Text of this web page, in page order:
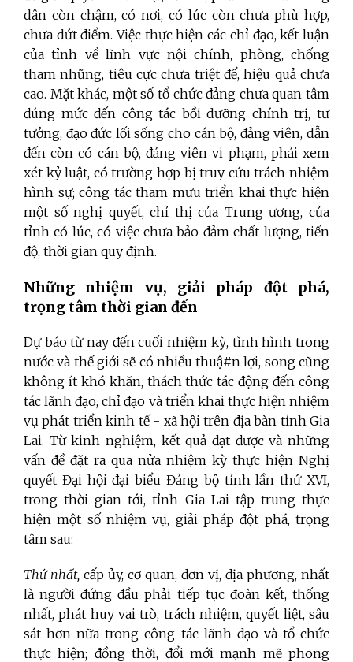
dân còn chậm, có nơi, có lúc còn chưa phù hợp,
chưa dứt điểm. Việc thực hiện các chỉ đạo, kết luận
của tỉnh về lĩnh vực nội chính, phòng, chống
tham nhũng, tiêu cực chưa triệt để, hiệu quả chưa
cao. Mặt khác, một số tổ chức đảng chưa quan tâm
đúng mức đến công tác bồi dưỡng chính trị, tư
tưởng, đạo đức lối sống cho cán bộ, đảng viên, dẫn
đến còn có cán bộ, đảng viên vi phạm, phải xem
xét kỷ luật, có trường hợp bị truy cứu trách nhiệm
hình sự; công tác tham mưu triển khai thực hiện
một số nghị quyết, chỉ thị của Trung ương, của
tỉnh có lúc, có việc chưa bảo đảm chất lượng, tiến
độ, thời gian quy định.
Những nhiệm vụ, giải pháp đột phá,
trọng tâm thời gian đến
Dự báo từ nay đến cuối nhiệm kỳ, tình hình trong
nước và thế giới sẽ có nhiều thuậ#n lợi, song cũng
không ít khó khăn, thách thức tác động đến công
tác lãnh đạo, chỉ đạo và triển khai thực hiện nhiệm
vụ phát triển kinh tế - xã hội trên địa bàn tỉnh Gia
Lai. Từ kinh nghiệm, kết quả đạt được và những
vấn đề đặt ra qua nửa nhiệm kỳ thực hiện Nghị
quyết Đại hội đại biểu Đảng bộ tỉnh lần thứ XVI,
trong thời gian tới, tỉnh Gia Lai tập trung thực
hiện một số nhiệm vụ, giải pháp đột phá, trọng
tâm sau:
Thứ nhất, cấp ủy, cơ quan, đơn vị, địa phương, nhất
là người đứng đầu phải tiếp tục đoàn kết, thống
nhất, phát huy vai trò, trách nhiệm, quyết liệt, sâu
sát hơn nữa trong công tác lãnh đạo và tổ chức
thực hiện; đồng thời, đổi mới mạnh mẽ phong